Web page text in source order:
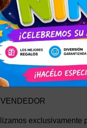
oficial de
le figura en la
que se le envío por
de elegir la forma